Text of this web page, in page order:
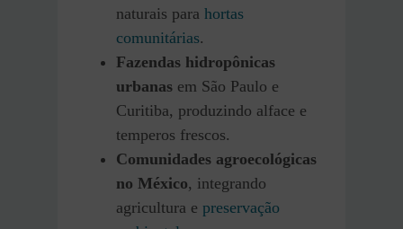
naturais para hortas
comunitárias.
Fazendas hidropônicas
urbanas em São Paulo e
Curitiba, produzindo alface e
temperos frescos.
Comunidades agroecológicas
no México, integrando
agricultura e preservação